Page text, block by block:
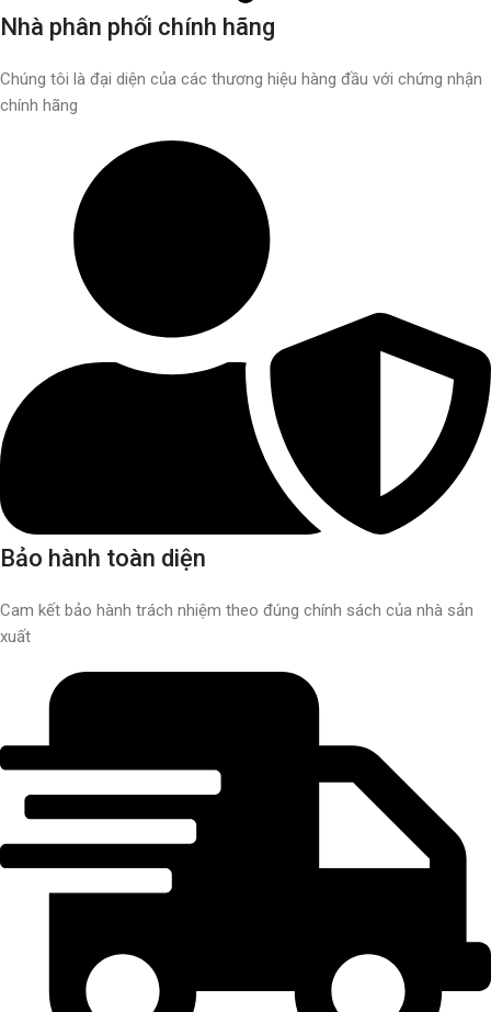
Nhà phân phối chính hãng
Chúng tôi là đại diện của các thương hiệu hàng đầu với chứng nhận
chính hãng
Bảo hành toàn diện
Cam kết bảo hành trách nhiệm theo đúng chính sách của nhà sản
xuất